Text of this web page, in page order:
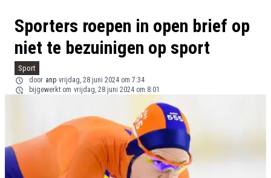
Sporters roepen in open brief op
niet te bezuinigen op sport
Sport
door anp vrijdag, 28 juni 2024 om 7:34
bijgewerkt om vrijdag, 28 juni 2024 om 8:01